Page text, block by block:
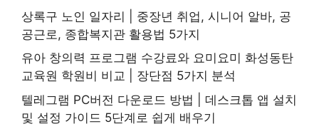
상록구 노인 일자리 | 중장년 취업, 시니어 알바, 공
공근로, 종합복지관 활용법 5가지
유아 창의력 프로그램 수강료와 요미요미 화성동탄
교육원 학원비 비교 | 장단점 5가지 분석
텔레그램 PC버전 다운로드 방법 | 데스크톱 앱 설치
및 설정 가이드 5단계로 쉽게 배우기